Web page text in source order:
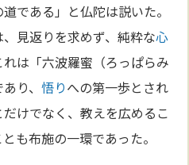
である」と仏陀は説いた。
見返りを求めず、純粋な心
は「六波羅蜜（ろっぱらみ
り、悟りへの第一歩とされ
けでなく、教えを広めるこ
も布施の一環であった。